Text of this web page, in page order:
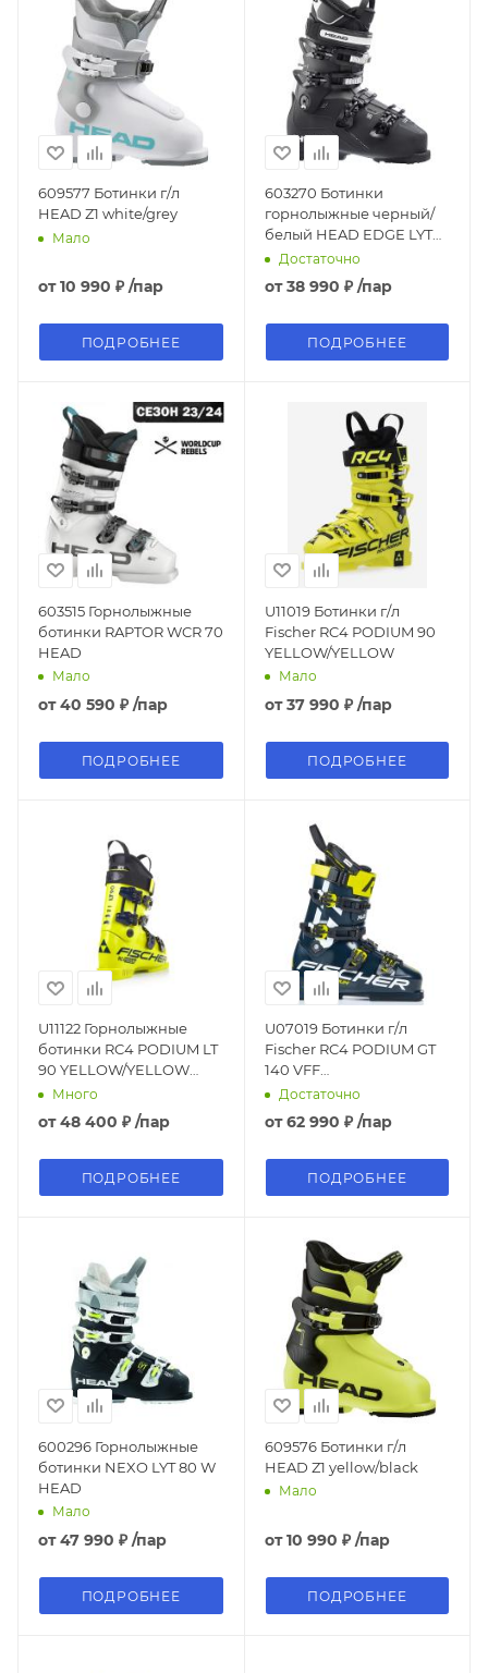
609577 Ботинки г/л
HEAD Z1 white/grey
Мало
от10 990 ₽ /пар
ПОДРОБНЕЕ
603270 Ботинки
горнолыжные черный/
белый HEAD EDGE LYT
90 HV
Достаточно
от38 990 ₽ /пар
ПОДРОБНЕЕ
603515 Горнолыжные
ботинки RAPTOR WCR 70
HEAD
Мало
от40 590 ₽ /пар
ПОДРОБНЕЕ
U11019 Ботинки г/л
Fischer RC4 PODIUM 90
YELLOW/YELLOW
Мало
от37 990 ₽ /пар
ПОДРОБНЕЕ
U11122 Горнолыжные
ботинки RC4 PODIUM LT
90 YELLOW/YELLOW
Fischer
Много
от48 400 ₽ /пар
ПОДРОБНЕЕ
U07019 Ботинки г/л
Fischer RC4 PODIUM GT
140 VFF
DARKBLUE/DARKBLUE
Достаточно
от62 990 ₽ /пар
ПОДРОБНЕЕ
600296 Горнолыжные
ботинки NEXO LYT 80 W
HEAD
Мало
от47 990 ₽ /пар
ПОДРОБНЕЕ
609576 Ботинки г/л
HEAD Z1 yellow/black
Мало
от10 990 ₽ /пар
ПОДРОБНЕЕ